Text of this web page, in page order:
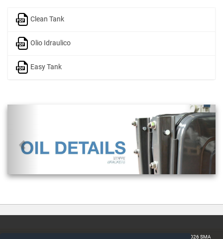
Clean Tank
Olio Idraulico
Easy Tank
Copyright 2026 SMA